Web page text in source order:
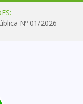
Nº 01/2026